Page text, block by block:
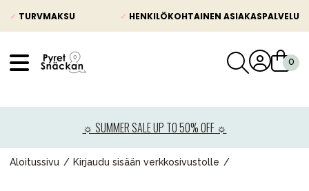
✓ TURVMAKSU ✓ HENKILÖKOHTAINEN ASIAKASPALVELU
☼ SUMMER SALE UP TO 50% OFF ☼
Aloitussivu Kirjaudu sisään verkkosivustolle
Lastenvaunut
Lasten turvaistuimet